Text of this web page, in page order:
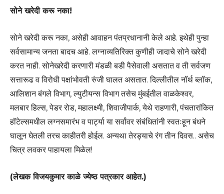
सोने खरेदी करू नका!
सोने खरेदी करू नका, असेही आवाहन पंतप्रधानानी केले आहे. इथेही पुन्हा
सर्वसामान्य जनता बादच आहे. लग्नाव्यतिरिक्त कुणीही जादाचे सोने खरेदी
करत नाही. सोनेखरेदी करणारी मंडळी बडी पैसेवाली असतात व ती सर्वजण
सत्तारूढ व विरोधी पक्षांभोवती रुंजी घालत असतात. दिल्लीतील नॉर्थ ब्लॉक,
आलिशान बंगले विभाग, ल्युटीयन्स विभाग तसेच मुंबईतील वाळकेश्वर,
मलबार हिल्स, पेडर रोड, महालक्ष्मी, शिवाजीपार्क, येथे राहणारी, पंचतारांकित
हॉटेल्समधील लग्नसमारंभ व पार्ट्या या सर्वांवर संबंधितांनी स्वतःहून बंधने
घालून घेतली तरच काहीतरी होईल. अन्यथा तेरड्याचे रंग तीन दिवस.. असेच
चित्र लवकर पाहायला मिळेल!
(लेखक विजयकुमार काळे ज्येष्ठ पत्रकार आहेत.)